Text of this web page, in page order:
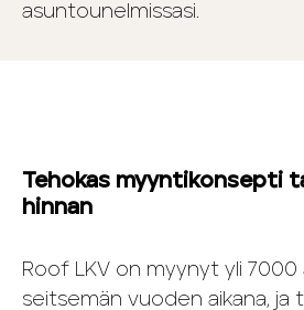
asuntounelmissasi.
Tehokas myyntikonsepti
hinnan
Roof LKV on myynyt yli 7000
seitsemän vuoden aikana, ja